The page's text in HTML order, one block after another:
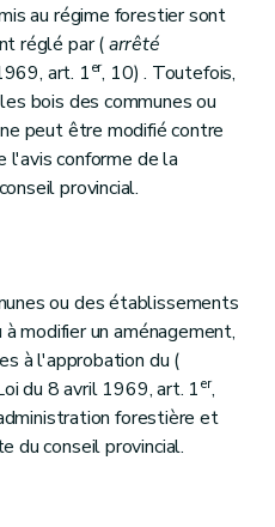
au régime forestier sont
réglé par (arrêté
art. 1er, 10) . Toutefois,
bois des communes ou
peut être modifié contre
l'avis conforme de la
provincial.
ou des établissements
modifier un aménagement,
à l'approbation du (
du 8 avril 1969, art. 1er,
forestière et
du conseil provincial.